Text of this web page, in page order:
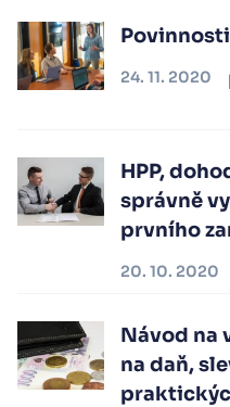
24. 11. 2020
HPP,
správně
prvního
20. 10. 2020
Návod na
na daň,